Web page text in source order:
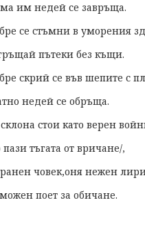
им недей се завръща.
се стъмни в уморения
пътеки без къщи.
скрий се във шепите с
недей се обръща.
стои като верен
пази тъгата от вричане/,
човек,оня нежен
поет за обичане.